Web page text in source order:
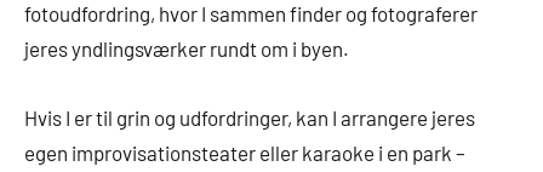
fotoudfordring, hvor I sammen finder og fotograferer
jeres yndlingsværker rundt om i byen.
Hvis I er til grin og udfordringer, kan I arrangere jeres
egen improvisationsteater eller karaoke i en park –